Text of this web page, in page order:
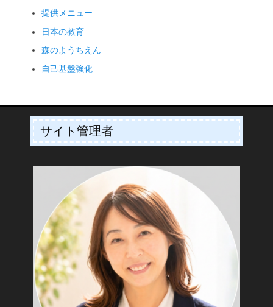
提供メニュー
日本の教育
森のようちえん
自己基盤強化
サイト管理者